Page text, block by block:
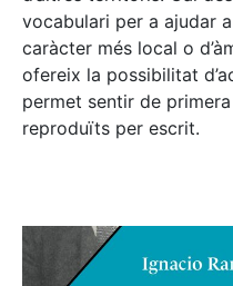
vocabulari per a ajudar
caràcter més local o
ofereix la possibilitat
permet sentir de
reproduïts per escrit.